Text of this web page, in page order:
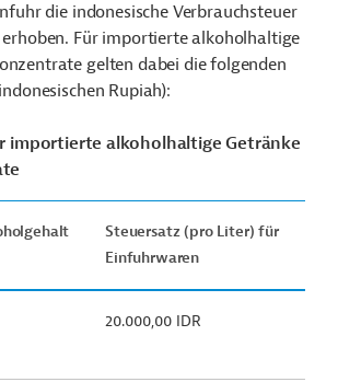
die indonesische Verbrauchsteuer
Für importierte alkoholhaltige
gelten dabei die folgenden
Rupiah):
importierte alkoholhaltige Getränke
Steuersatz (pro Liter) für
Einfuhrwaren
20.000,00 IDR